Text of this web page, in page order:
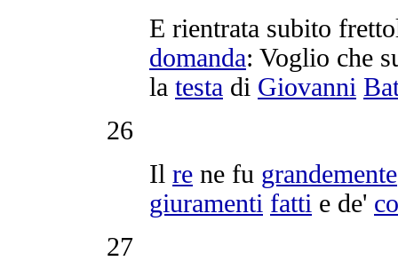
E rientrata subito
domanda: Voglio che
la testa di Giovanni
26
Il re ne fu grandemente
giuramenti fatti e de'
27